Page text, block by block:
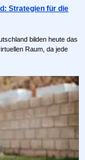
Strategien für die
bilden heute das
Raum, da jede